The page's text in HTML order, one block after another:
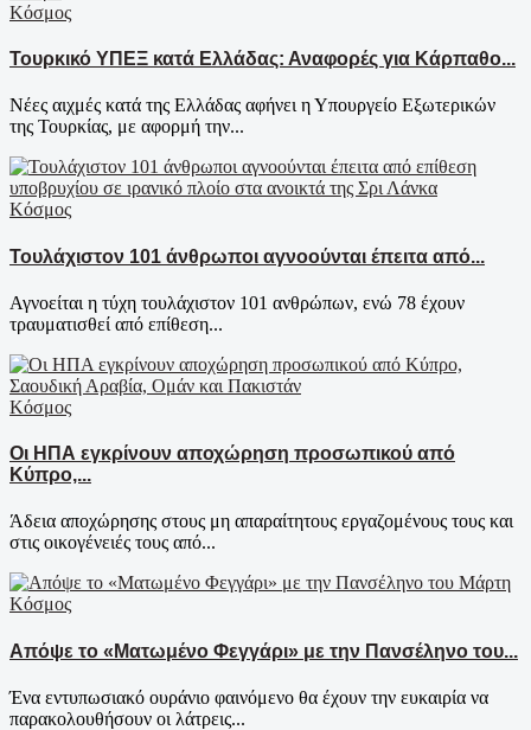
Κόσμος
Τουρκικό ΥΠΕΞ κατά Ελλάδας: Αναφορές για Κάρπαθο...
Νέες αιχμές κατά της Ελλάδας αφήνει η Υπουργείο Εξωτερικών
της Τουρκίας, με αφορμή την...
Κόσμος
Τουλάχιστον 101 άνθρωποι αγνοούνται έπειτα από...
Αγνοείται η τύχη τουλάχιστον 101 ανθρώπων, ενώ 78 έχουν
τραυματισθεί από επίθεση...
Κόσμος
Οι ΗΠΑ εγκρίνουν αποχώρηση προσωπικού από
Κύπρο,...
Άδεια αποχώρησης στους μη απαραίτητους εργαζομένους τους και
στις οικογένειές τους από...
Κόσμος
Απόψε το «Ματωμένο Φεγγάρι» με την Πανσέληνο του...
Ένα εντυπωσιακό ουράνιο φαινόμενο θα έχουν την ευκαιρία να
παρακολουθήσουν οι λάτρεις...